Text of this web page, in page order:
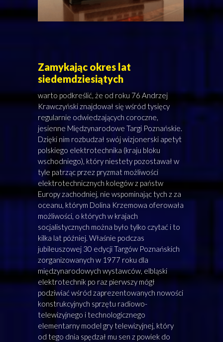
Zamykając okres lat
siedemdziesiątych
warto podkreślić, że od roku 76 Andrzej
Krawczyński znajdował się wśród tysięcy
regularnie odwiedzających coroczne,
jesienne Międzynarodowe Targi Poznańskie.
Dzięki nim rozbudzał swój wizjonerski apetyt
polskiego elektrotechnika (kraju bloku
wschodniego), który niestety pozostawał w
tyle patrząc przez pryzmat możliwości
elektrotechnicznych kolegów z państw
Europy zachodniej, nie wspominając tych z za
oceanu, którym Dolina Krzemowa oferowała
możliwości, o których w krajach
socjalistycznych można było tylko czytać i to
kilka lat później. Właśnie podczas
jubileuszowej 30 edycji Targów Poznańskich
zorganizowanych w 1977 roku dla
międzynarodowych wystawców, elbląski
elektrotechnik po raz pierwszy mógł
podziwiać wśród zaprezentowanych nowości
konstrukcyjnych sprzętu radiowo-
telewizyjnego i technologicznego
elementarny model gry telewizyjnej, który
od tego dnia spędzał mu sen z powiek do